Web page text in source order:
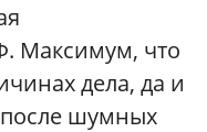
Максимум, что
дела, да и
после шумных